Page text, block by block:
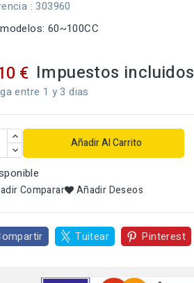
: 303960
60~100CC
€ Impuestos incluidos
entre 1 y 3 dias
Añadir Al Carrito
Comparar Añadir Deseos
Tuitear Pinterest